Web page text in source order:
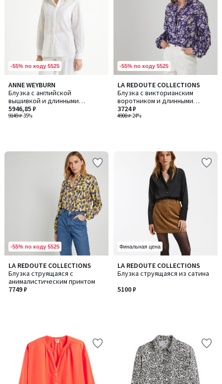
-55% по коду 5525
ANNE WEYBURN
Блузка с английской
вышивкой и длинными
рукавами
9149 ₽-35%
5946,85 ₽
-55% по коду 5525
LA REDOUTE COLLECTIONS
Блузка с викторианским
воротником и длинными
рукавами
4900 ₽-24%
3724 ₽
-55% по коду 5525
LA REDOUTE COLLECTIONS
Блузка струящаяся с
анималистическим принтом
7749 ₽
Финальная цена
LA REDOUTE COLLECTIONS
Блузка струящаяся из сатина
5100 ₽